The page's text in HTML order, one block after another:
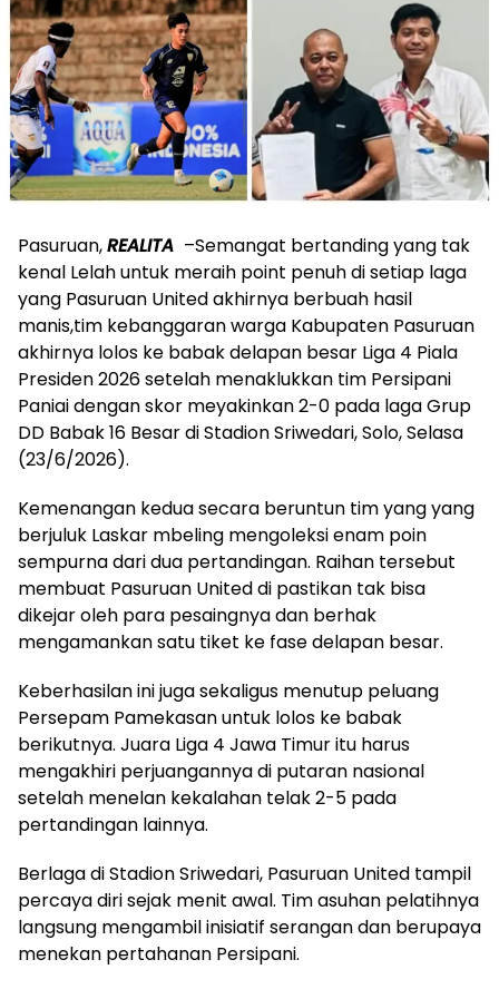
Pasuruan,REALITA –Semangat bertanding yang tak
kenal Lelah untuk meraih point penuh di setiap laga
yang Pasuruan United akhirnya berbuah hasil
manis,tim kebanggaran warga Kabupaten Pasuruan
akhirnya lolos ke babak delapan besar Liga 4 Piala
Presiden 2026 setelah menaklukkan tim Persipani
Paniai dengan skor meyakinkan 2-0 pada laga Grup
DD Babak 16 Besar di Stadion Sriwedari, Solo, Selasa
(23/6/2026).
Kemenangan kedua secara beruntun tim yang yang
berjuluk Laskar mbeling mengoleksi enam poin
sempurna dari dua pertandingan. Raihan tersebut
membuat Pasuruan United di pastikan tak bisa
dikejar oleh para pesaingnya dan berhak
mengamankan satu tiket ke fase delapan besar.
Keberhasilan ini juga sekaligus menutup peluang
Persepam Pamekasan untuk lolos ke babak
berikutnya. Juara Liga 4 Jawa Timur itu harus
mengakhiri perjuangannya di putaran nasional
setelah menelan kekalahan telak 2-5 pada
pertandingan lainnya.
Berlaga di Stadion Sriwedari, Pasuruan United tampil
percaya diri sejak menit awal. Tim asuhan pelatihnya
langsung mengambil inisiatif serangan dan berupaya
menekan pertahanan Persipani.